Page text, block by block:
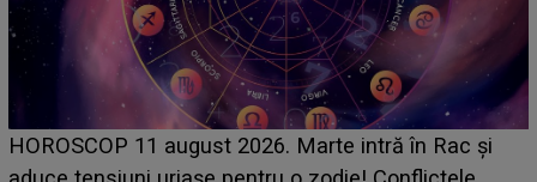
HOROSCOP de weekend, 8-9 august 2026. Zodia